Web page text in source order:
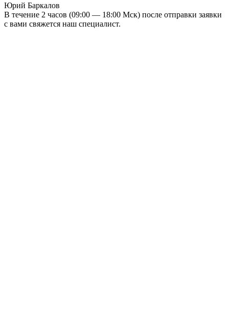
Юрий Баркалов
В течение 2 часов (09:00 — 18:00 Мск) после отправки заявки
с вами свяжется наш специалист.